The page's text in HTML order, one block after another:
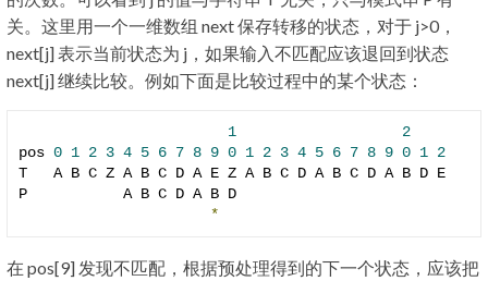
关。这里用一个一维数组 next 保存转移的状态，对于 j>0，
next[j] 表示当前状态为 j，如果输入不匹配应该退回到状态
next[j] 继续比较。例如下面是比较过程中的某个状态：
1
2
pos 0 1 2 3 4 5 6 7 8 9 0 1 2 3 4 5 6 7 8 9 0 1 2
T   A B C Z A B C D A E Z A B C D A B C D A B D E
P           A B C D A B D
*
在 pos[9] 发现不匹配，根据预处理得到的下一个状态，应该把